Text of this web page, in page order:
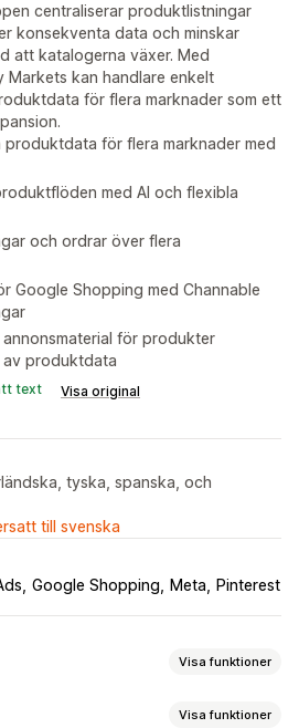
centraliserar produktlistningar
konsekventa data och minskar
att katalogerna växer. Med
kan handlare enkelt
för flera marknader som ett
produktdata för flera marknader med
med AI och flexibla
och ordrar över flera
Google Shopping med Channable
för produkter
av produktdata
text Visa original
tyska, spanska, och
till svenska
Google Shopping Meta Pinterest
Visa funktioner
Visa funktioner